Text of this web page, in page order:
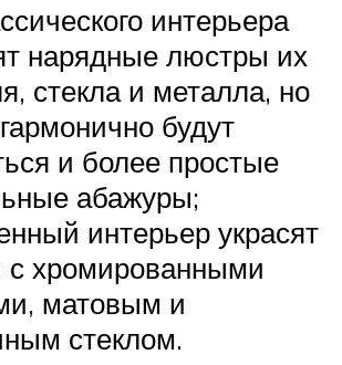
интерьера
нарядные люстры их
стекла и металла, но
будут
и более простые
абажуры;
интерьер украсят
хромированными
матовым и
стеклом.